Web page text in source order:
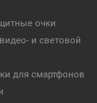
очки
и световой
для смартфонов